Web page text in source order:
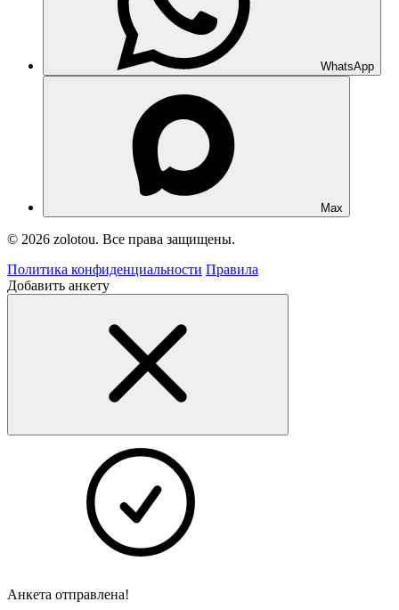
WhatsApp
Max
© 2026 zolotou. Все права защищены.
Политика конфиденциальности Правила
Добавить анкету
Анкета отправлена!